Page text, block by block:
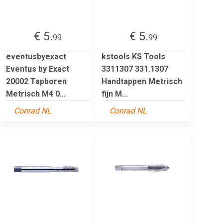
€ 5.99
eventusbyexact
Eventus by Exact
20002 Tapboren
Metrisch M4 0...
Conrad NL
€ 5.99
kstools KS Tools
3311307 331.1307
Handtappen Metrisch
fijn M...
Conrad NL